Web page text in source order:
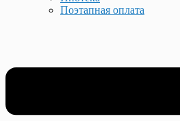
Поэтапная оплата